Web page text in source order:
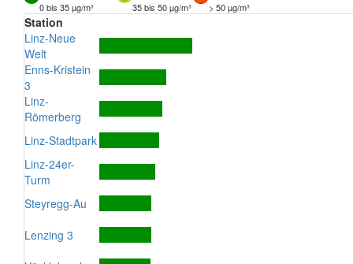
0 bis 35 µg/m³
35 bis 50 µg/m³ > 50 µg/m³
Station
Linz-Neue
Welt
Enns-Kristein
3
Linz-
Römerberg
Linz-Stadtpark
Linz-24er-
Turm
Steyregg-Au
Lenzing 3